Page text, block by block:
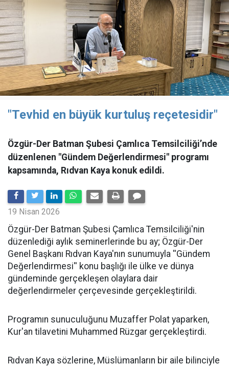
"Tevhid en büyük kurtuluş reçetesidir"
Özgür-Der Batman Şubesi Çamlıca Temsilciliği’nde
düzenlenen "Gündem Değerlendirmesi" programı
kapsamında, Rıdvan Kaya konuk edildi.
19 Nisan 2026
​Özgür-Der Batman Şubesi Çamlıca Temsilciliği'nin
düzenlediği aylık seminerlerinde bu ay; Özgür-Der
Genel Başkanı Rıdvan Kaya'nın sunumuyla ''Gündem
Değerlendirmesi'' konu başlığı ile ülke ve dünya
gündeminde gerçekleşen olaylara dair
değerlendirmeler çerçevesinde gerçekleştirildi.
Programın sunuculuğunu Muzaffer Polat yaparken,
Kur'an tilavetini Muhammed Rüzgar gerçekleştirdi.
Rıdvan Kaya sözlerine, Müslümanların bir aile bilinciyle